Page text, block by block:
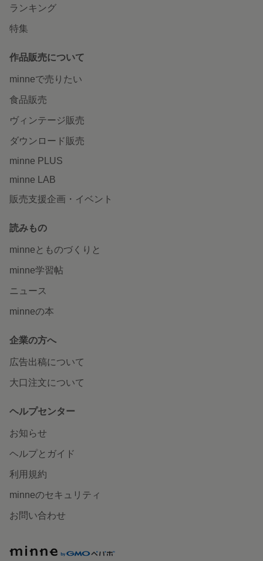
ランキング
特集
作品販売について
minneで売りたい
食品販売
ヴィンテージ販売
ダウンロード販売
minne PLUS
minne LAB
販売支援企画・イベント
読みもの
minneとものづくりと
minne学習帖
ニュース
minneの本
企業の方へ
広告出稿について
大口注文について
ヘルプセンター
お知らせ
ヘルプとガイド
利用規約
minneのセキュリティ
お問い合わせ